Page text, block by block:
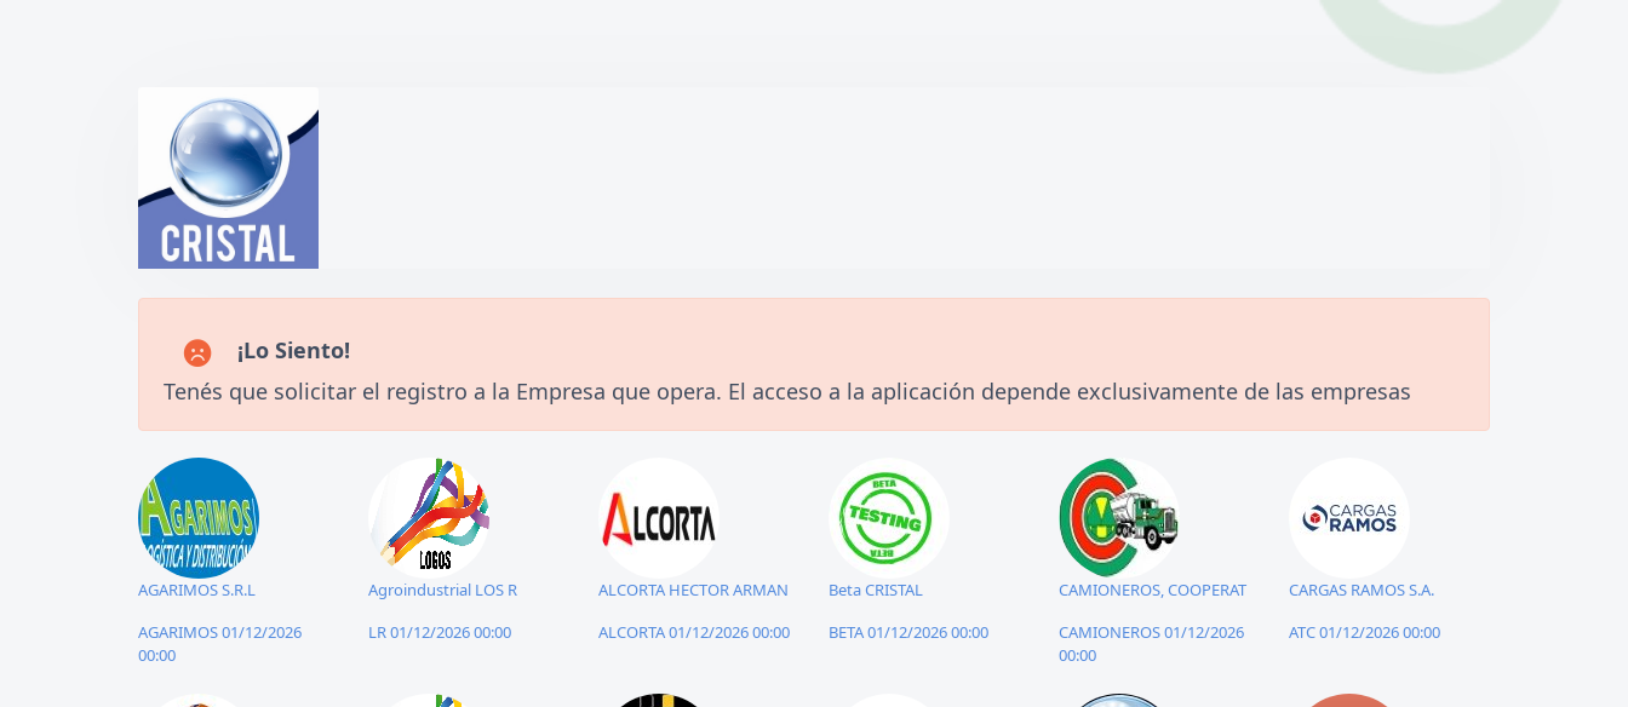
¡Lo Siento!
Tenés que solicitar el registro a la Empresa que opera. El acceso a la aplicación depende exclusivamente de las empresas
AGARIMOS S.R.L
AGARIMOS 01/12/2026
00:00
Agroindustrial LOS R
LR 01/12/2026 00:00
ALCORTA HECTOR ARMAN
ALCORTA 01/12/2026 00:00
Beta CRISTAL
BETA 01/12/2026 00:00
CAMIONEROS, COOPERAT
CAMIONEROS 01/12/2026
00:00
CARGAS RAMOS S.A.
ATC 01/12/2026 00:00